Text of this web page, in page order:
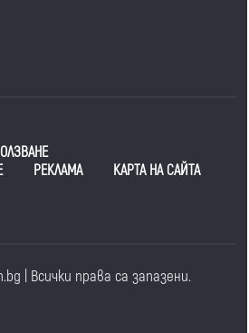
РЕКЛАМА
КАРТА НА САЙТА
| Всички права са запазени.